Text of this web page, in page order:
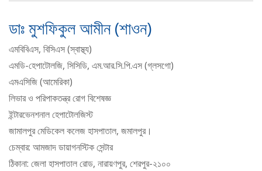
ডাঃ মুশফিকুল আমীন (শাওন)
এমবিবিএস, বিসিএস (স্বাস্থ্য)
এমডি-হেপাটোলজি, সিসিডি, এম.আর.সি.পি.এস (গ্লসগো)
এমএসিজি (আমেরিকা)
লিভার ও পরিপাকতন্ত্র রোগ বিশেষজ্ঞ
ইন্টারভেনশনাল হেপাটোলজিস্ট
জামালপুর মেডিকেল কলেজ হাসপাতাল, জমালপুর।
চেম্বার: আমজাদ ডায়াগনস্টিক সেন্টার
ঠিকানা: জেলা হাসপাতাল রোড, নারায়ণপুর, শেরপুর-২১০০